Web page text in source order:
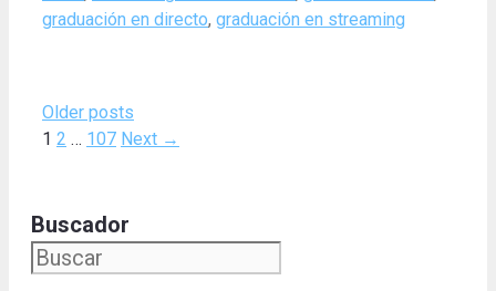
graduación en directo, graduación en streaming
Older posts
Page
1 Page
2 … Page
107 Next →
Buscador